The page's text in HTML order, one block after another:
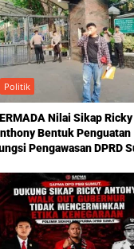
Politik
Nilai Sikap Ricky
Bentuk Penguatan
Pengawasan DPRD